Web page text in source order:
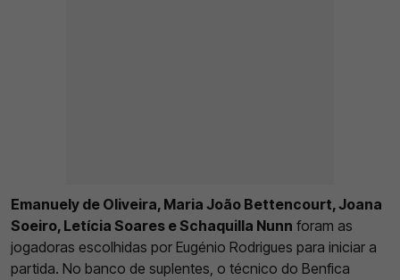
Emanuely de Oliveira, Maria João Bettencourt, Joana
Soeiro, Letícia Soares e Schaquilla Nunn foram as
jogadoras escolhidas por Eugénio Rodrigues para iniciar a
partida. No banco de suplentes, o técnico do Benfica